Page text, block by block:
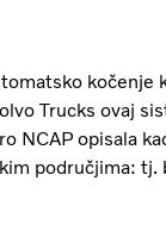
Trucks ovaj
NCAP opisala
područjima: